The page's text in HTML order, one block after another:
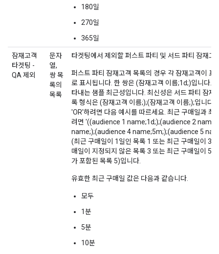
180일
270일
365일
잠재고객
타겟팅 -
QA 제외
문자
열,
쌍 목
록의
목록
타겟팅에서 제외할 퍼스트 파티 및 서드 파티 잠재고
퍼스트 파티 잠재고객 목록의 경우 각 잠재고객이 표
로 표시됩니다. 한 쌍은 (잠재고객 이름;1d;)입니다.
타내는 샘플 최근성입니다. 최신성은 서드 파티 잠재
록 형식은 (잠재고객 이름;);(잠재고객 이름;);입니다.
'OR'하려면 다음 예시를 따르세요. 최근 구매일과 최
려면 '((audience 1 name;1d;);(audience 2
name;);(audience 4 name;5m;);(audience 5
(최근 구매일이 1일인 목록 1 또는 최근 구매일이
매일이 지정되지 않은 목록 3 또는 최근 구매일이 5
가 포함된 목록 5)입니다.
유효한 최근 구매일 값은 다음과 같습니다.
모두
1분
5분
10분